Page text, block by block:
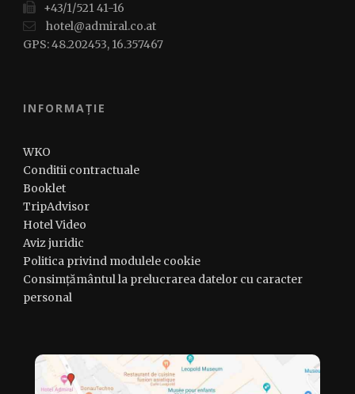
+43/1/521 41-16
hotel@admiral.co.at
GPS: 48.202453, 16.357467
INFORMAȚIE
WKO
Conditii contractuale
Booklet
TripAdvisor
Hotel Video
Aviz juridic
Politica privind modulele cookie
Consimțământul la prelucrarea datelor cu caracter
personal